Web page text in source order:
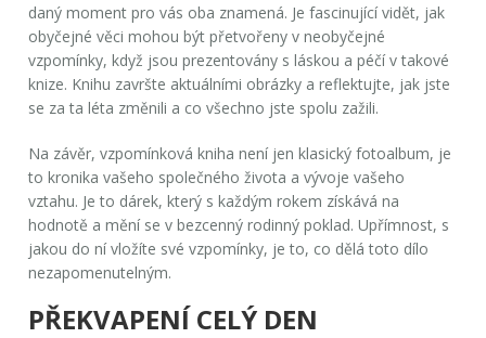
daný moment pro vás oba znamená. Je fascinující vidět, jak
obyčejné věci mohou být přetvořeny v neobyčejné
vzpomínky, když jsou prezentovány s láskou a péčí v takové
knize. Knihu završte aktuálními obrázky a reflektujte, jak jste
se za ta léta změnili a co všechno jste spolu zažili.
Na závěr, vzpomínková kniha není jen klasický fotoalbum, je
to kronika vašeho společného života a vývoje vašeho
vztahu. Je to dárek, který s každým rokem získává na
hodnotě a mění se v bezcenný rodinný poklad. Upřímnost, s
jakou do ní vložíte své vzpomínky, je to, co dělá toto dílo
nezapomenutelným.
PŘEKVAPENÍ CELÝ DEN